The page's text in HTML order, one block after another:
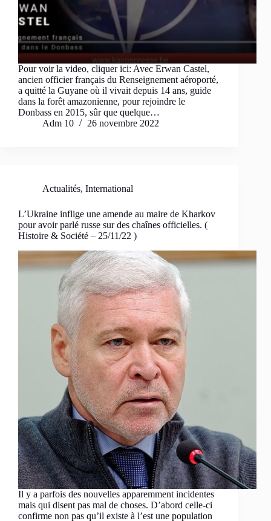
Pour voir la video, cliquer ici: Avec Erwan Castel,
ancien officier français du Renseignement aéroporté,
a quitté la Guyane où il vivait depuis 14 ans, guide
dans la forêt amazonienne, pour rejoindre le
Donbass en 2015, sûr que quelque…
Adm 10
26 novembre 2022
Actualités, International
L’Ukraine inflige une amende au maire de Kharkov
pour avoir parlé russe sur des chaînes officielles. (
Histoire & Société – 25/11/22 )
Il y a parfois des nouvelles apparemment incidentes
mais qui disent pas mal de choses. D’abord celle-ci
confirme non pas qu’il existe à l’est une population